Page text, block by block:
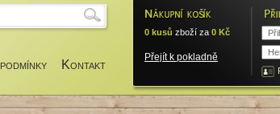
0 kusů zboží za 0 Kč
Přejít k pokladně
KONTAKT